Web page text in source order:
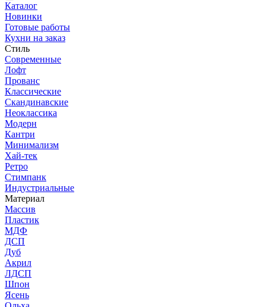
Каталог
Новинки
Готовые работы
Кухни на заказ
Стиль
Современные
Лофт
Прованс
Классические
Скандинавские
Неоклассика
Модерн
Кантри
Минимализм
Хай-тек
Ретро
Стимпанк
Индустриальные
Материал
Массив
Пластик
МДФ
ДСП
Дуб
Акрил
ЛДСП
Шпон
Ясень